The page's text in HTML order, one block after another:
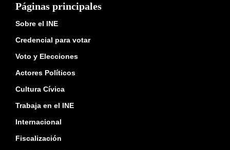
Páginas principales
Sobre el INE
Credencial para votar
Voto y Elecciones
Actores Políticos
Cultura Cívica
Trabaja en el INE
Internacional
Fiscalización